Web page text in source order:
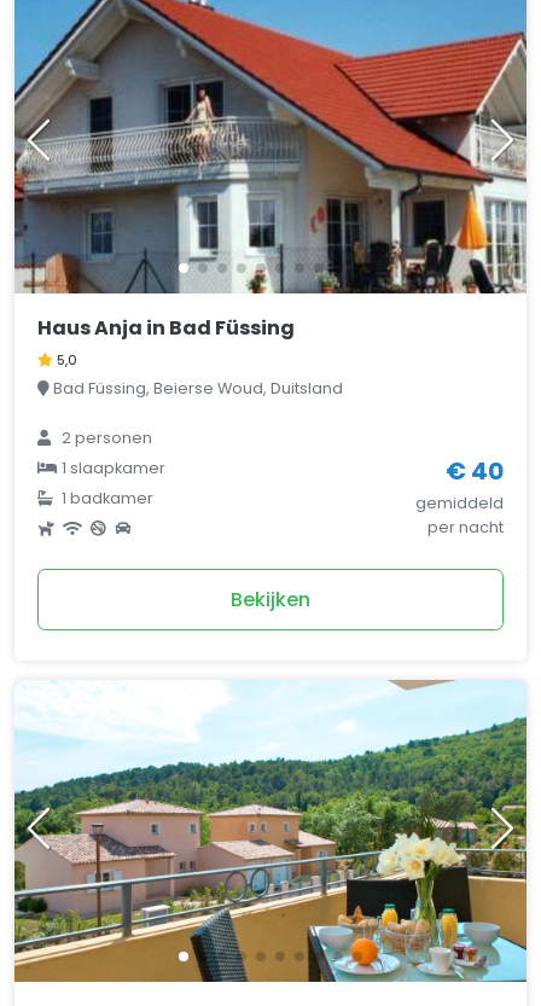
Haus Anja in Bad Füssing
5,0
Bad Füssing, Beierse Woud, Duitsland
2 personen
1 slaapkamer
1 badkamer
€ 40
gemiddeld
per nacht
Bekijken